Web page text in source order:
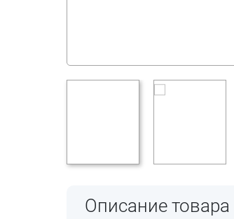
Описание товара